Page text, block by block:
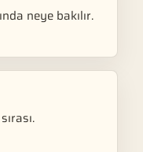
neye bakılır.